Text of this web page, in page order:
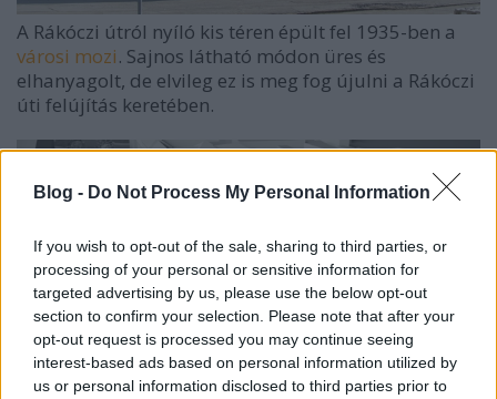
Blog - Do Not Process My Personal Information
If you wish to opt-out of the sale, sharing to third parties, or
processing of your personal or sensitive information for
targeted advertising by us, please use the below opt-out
section to confirm your selection. Please note that after your
opt-out request is processed you may continue seeing
interest-based ads based on personal information utilized by
us or personal information disclosed to third parties prior to
A Rákóczi útról nyíló kis téren épült fel 1935-ben a
városi mozi. Sajnos látható módon üres és
elhanyagolt, de elvileg ez is meg fog újulni a Rákóczi
úti felújítás keretében.